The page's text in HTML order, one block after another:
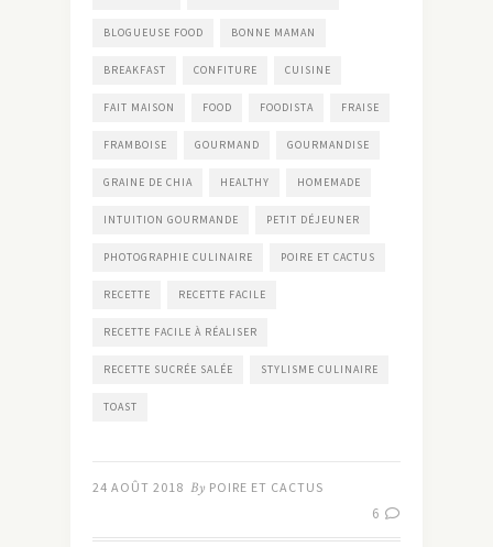
BLOGUEUSE FOOD BONNE MAMAN
BREAKFAST CONFITURE CUISINE
FAIT MAISON FOOD FOODISTA FRAISE
FRAMBOISE GOURMAND GOURMANDISE
GRAINE DE CHIA HEALTHY HOMEMADE
INTUITION GOURMANDE PETIT DÉJEUNER
PHOTOGRAPHIE CULINAIRE POIRE ET CACTUS
RECETTE RECETTE FACILE
RECETTE FACILE À RÉALISER
RECETTE SUCRÉE SALÉE STYLISME CULINAIRE
TOAST
24 AOÛT 2018 By POIRE ET CACTUS
6